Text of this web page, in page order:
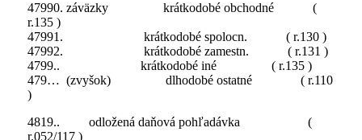
47990. záväzky krátkodobé obchodné (
r.135 )
47991. krátkodobé spolocn. ( r.130 )
47992. krátkodobé zamestn. ( r.131 )
4799.. krátkodobé iné ( r.135 )
479… (zvyšok) dlhodobé ostatné ( r.110
)
4819.. odložená daňová pohľadávka (
r.052/117 )